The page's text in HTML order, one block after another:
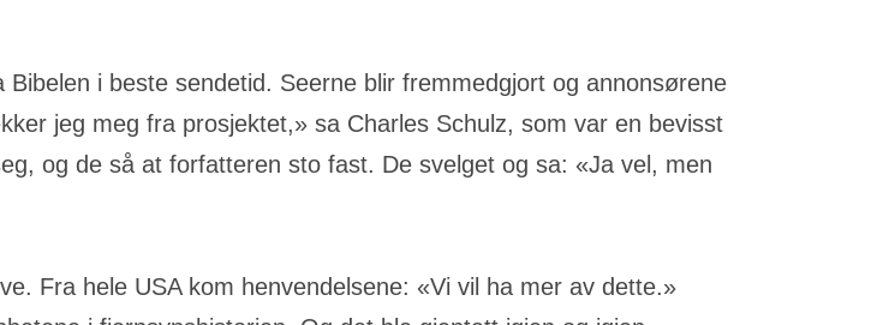
i beste sendetid. Seerne blir fremmedgjort og annonsørene
jeg meg fra prosjektet,» sa Charles Schulz, som var en bevisst
og de så at forfatteren sto fast. De svelget og sa: «Ja vel, men
Fra hele USA kom henvendelsene: «Vi vil ha mer av dette.»